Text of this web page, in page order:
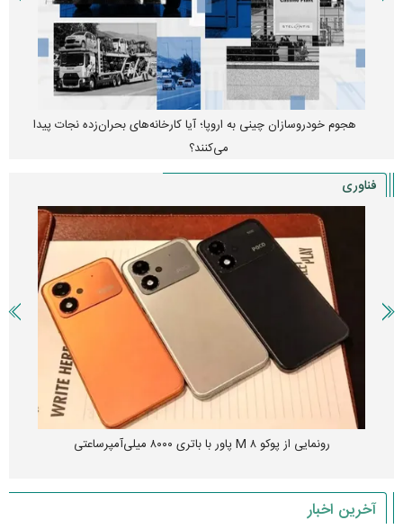
هجوم خودروسازان چینی به اروپا؛ آیا کارخانه‌های بحران‌زده نجات پیدا
می‌کنند؟
فناوری
رونمایی از پوکو M ۸ پاور با باتری ۸۰۰۰ میلی‌آمپرساعتی
آخرین اخبار